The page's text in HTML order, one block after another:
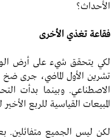
الأحداث؟
فقاعة تغذي الأخرى
لكي يتحقق شيء على أرض
الاصطناعي. وبينما بدأت
المبيعات القياسية للربع